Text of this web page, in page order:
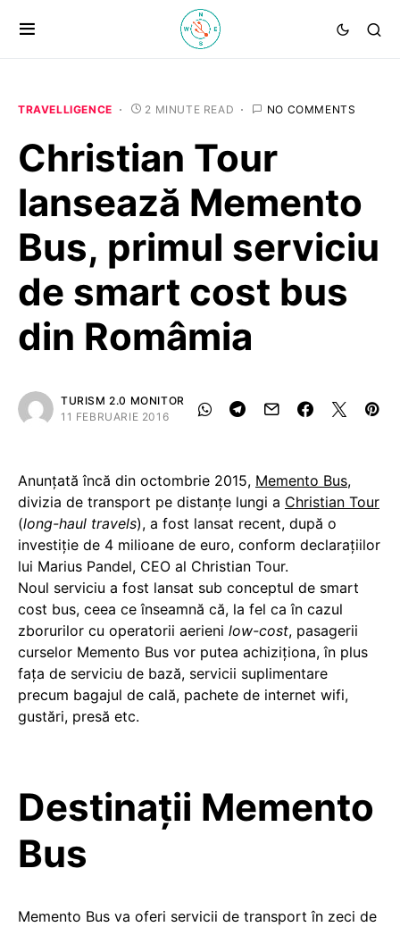
TRAVELLIGENCE 2 MINUTE READ NO COMMENTS
Christian Tour
lansează Memento
Bus, primul serviciu
de smart cost bus
din Româmia
TURISM 2.0 MONITOR
11 FEBRUARIE 2016
Anunțată încă din octombrie 2015, Memento Bus,
divizia de transport pe distanțe lungi a Christian Tour
(long-haul travels), a fost lansat recent, după o
investiție de 4 milioane de euro, conform declarațiilor
lui Marius Pandel, CEO al Christian Tour.
Noul serviciu a fost lansat sub conceptul de smart
cost bus, ceea ce înseamnă că, la fel ca în cazul
zborurilor cu operatorii aerieni low-cost, pasagerii
curselor Memento Bus vor putea achiziţiona, în plus
fața de serviciu de bază, servicii suplimentare
precum bagajul de cală, pachete de internet wifi,
gustări, presă etc.
Destinații Memento
Bus
Memento Bus va oferi servicii de transport în zeci de